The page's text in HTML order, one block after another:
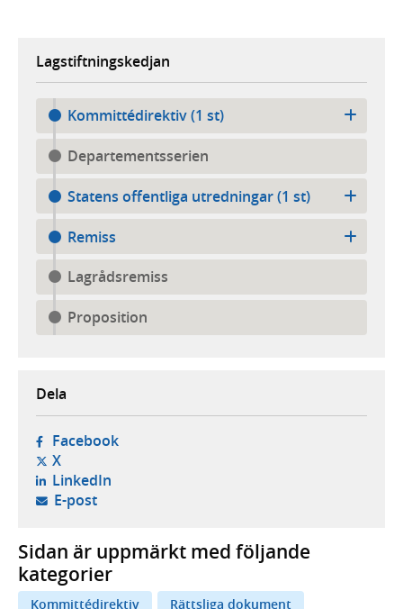
Lagstiftningskedjan
Kommittédirektiv (1 st)
Departementsserien
Statens offentliga utredningar (1 st)
Remiss
Lagrådsremiss
Proposition
Dela
Facebook- öppnas i ny flik, extern webbplats,
X- öppnas i ny flik, extern webbplats,
LinkedIn- öppnas i ny flik, extern webbplats,
E-post- öppnar din e-postklient,
Sidan är uppmärkt med följande
kategorier
Kommittédirektiv
Rättsliga dokument